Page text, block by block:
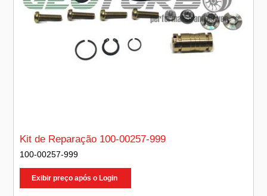
Kit de Reparação 100-00257-999
100-00257-999
Exibir preço após o Login